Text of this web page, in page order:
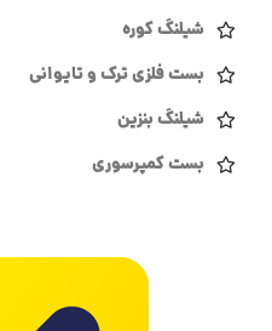
شیلنگ کوره
بست فلزی ترک و تایوانی
شیلنگ بنزین
بست کمپرسوری